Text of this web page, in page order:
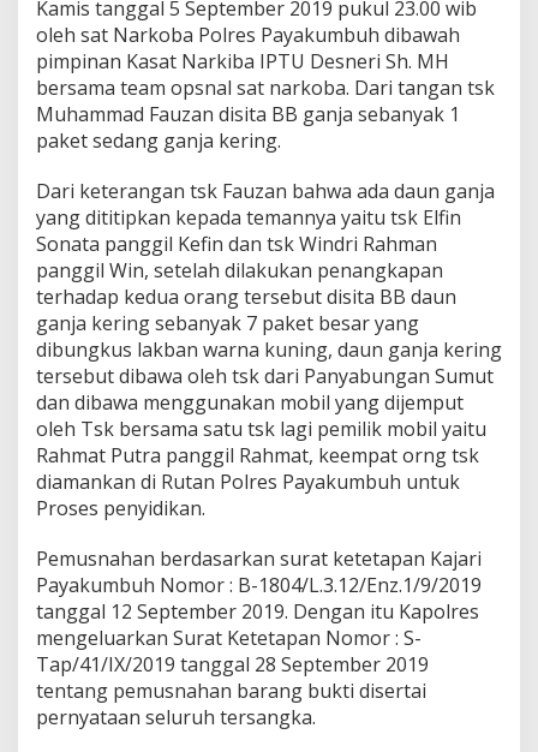
Kamis tanggal 5 September 2019 pukul 23.00 wib
oleh sat Narkoba Polres Payakumbuh dibawah
pimpinan Kasat Narkiba IPTU Desneri Sh. MH
bersama team opsnal sat narkoba. Dari tangan tsk
Muhammad Fauzan disita BB ganja sebanyak 1
paket sedang ganja kering.
Dari keterangan tsk Fauzan bahwa ada daun ganja
yang dititipkan kepada temannya yaitu tsk Elfin
Sonata panggil Kefin dan tsk Windri Rahman
panggil Win, setelah dilakukan penangkapan
terhadap kedua orang tersebut disita BB daun
ganja kering sebanyak 7 paket besar yang
dibungkus lakban warna kuning, daun ganja kering
tersebut dibawa oleh tsk dari Panyabungan Sumut
dan dibawa menggunakan mobil yang dijemput
oleh Tsk bersama satu tsk lagi pemilik mobil yaitu
Rahmat Putra panggil Rahmat, keempat orng tsk
diamankan di Rutan Polres Payakumbuh untuk
Proses penyidikan.
Pemusnahan berdasarkan surat ketetapan Kajari
Payakumbuh Nomor : B-1804/L.3.12/Enz.1/9/2019
tanggal 12 September 2019. Dengan itu Kapolres
mengeluarkan Surat Ketetapan Nomor : S-
Tap/41/IX/2019 tanggal 28 September 2019
tentang pemusnahan barang bukti disertai
pernyataan seluruh tersangka.